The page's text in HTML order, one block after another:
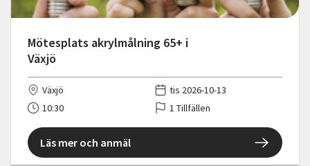
Mötesplats akrylmålning 65+ i
Växjö
Växjö
tis 2026-10-13
10:30
1 Tillfällen
Läs mer och anmäl